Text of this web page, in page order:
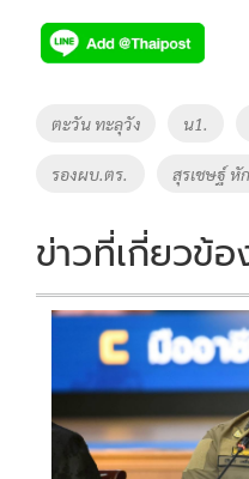
e
b
o
k
tt
er
p
y
Li
k
Tags
ตะวัน ทะลุวัง น1.
รองผบ.ตร. สุรเชษฐ์ หั
ข่าวที่เกี่ยวข้อ